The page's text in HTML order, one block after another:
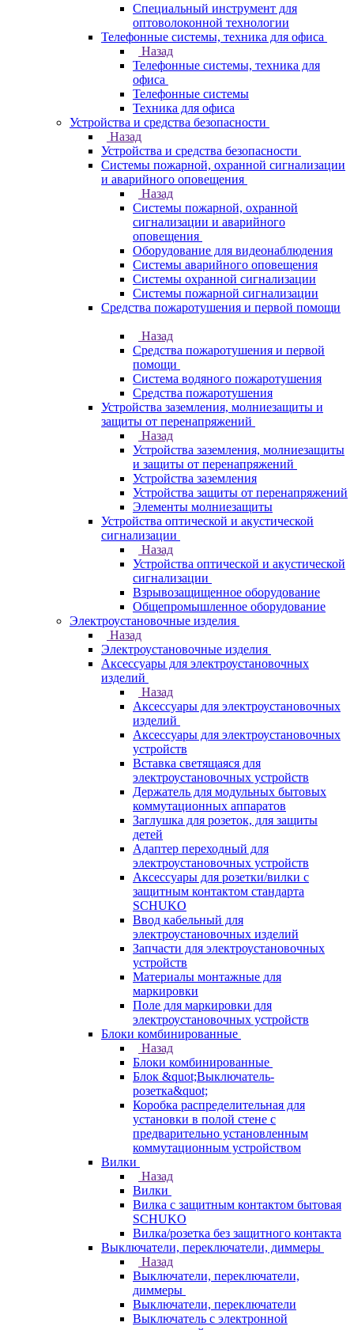
Специальный инструмент для
оптоволоконной технологии
Телефонные системы, техника для офиса
Назад
Телефонные системы, техника для
офиса
Телефонные системы
Техника для офиса
Устройства и средства безопасности
Назад
Устройства и средства безопасности
Системы пожарной, охранной сигнализации
и аварийного оповещения
Назад
Системы пожарной, охранной
сигнализации и аварийного
оповещения
Оборудование для видеонаблюдения
Системы аварийного оповещения
Системы охранной сигнализации
Системы пожарной сигнализации
Средства пожаротушения и первой помощи
Назад
Средства пожаротушения и первой
помощи
Система водяного пожаротушения
Средства пожаротушения
Устройства заземления, молниезащиты и
защиты от перенапряжений
Назад
Устройства заземления, молниезащиты
и защиты от перенапряжений
Устройства заземления
Устройства защиты от перенапряжений
Элементы молниезащиты
Устройства оптической и акустической
сигнализации
Назад
Устройства оптической и акустической
сигнализации
Взрывозащищенное оборудование
Общепромышленное оборудование
Электроустановочные изделия
Назад
Электроустановочные изделия
Аксессуары для электроустановочных
изделий
Назад
Аксессуары для электроустановочных
изделий
Аксессуары для электроустановочных
устройств
Вставка светящаяся для
электроустановочных устройств
Держатель для модульных бытовых
коммутационных аппаратов
Заглушка для розеток, для защиты
детей
Адаптер переходный для
электроустановочных устройств
Аксессуары для розетки/вилки с
защитным контактом стандарта
SCHUKO
Ввод кабельный для
электроустановочных изделий
Запчасти для электроустановочных
устройств
Материалы монтажные для
маркировки
Поле для маркировки для
электроустановочных устройств
Блоки комбинированные
Назад
Блоки комбинированные
Блок &quot;Выключатель-
розетка&quot;
Коробка распределительная для
установки в полой стене с
предварительно установленным
коммутационным устройством
Вилки
Назад
Вилки
Вилка с защитным контактом бытовая
SCHUKO
Вилка/розетка без защитного контакта
Выключатели, переключатели, диммеры
Назад
Выключатели, переключатели,
диммеры
Выключатели, переключатели
Выключатель с электронной